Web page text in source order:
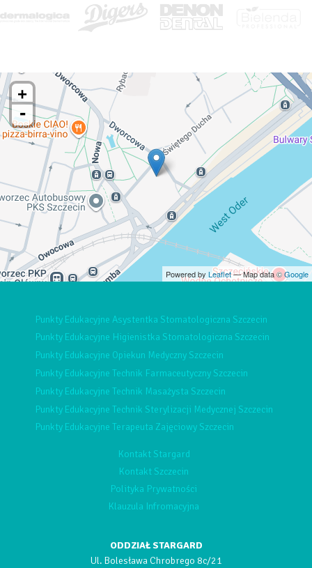
+
-
Powered by Leaflet— Map data ©Google
Punkty Edukacyjne Asystentka Stomatologiczna Szczecin
Punkty Edukacyjne Higienistka Stomatologiczna Szczecin
Punkty Edukacyjne Opiekun Medyczny Szczecin
Punkty Edukacyjne Technik Farmaceutyczny Szczecin
Punkty Edukacyjne Technik Masażysta Szczecin
Punkty Edukacyjne Technik Sterylizacji Medycznej Szczecin
Punkty Edukacyjne Terapeuta Zajęciowy Szczecin
Kontakt Stargard
Kontakt Szczecin
Polityka Prywatności
Klauzula Infromacyjna
ODDZIAŁ STARGARD
Ul. Bolesława Chrobrego 8c/21